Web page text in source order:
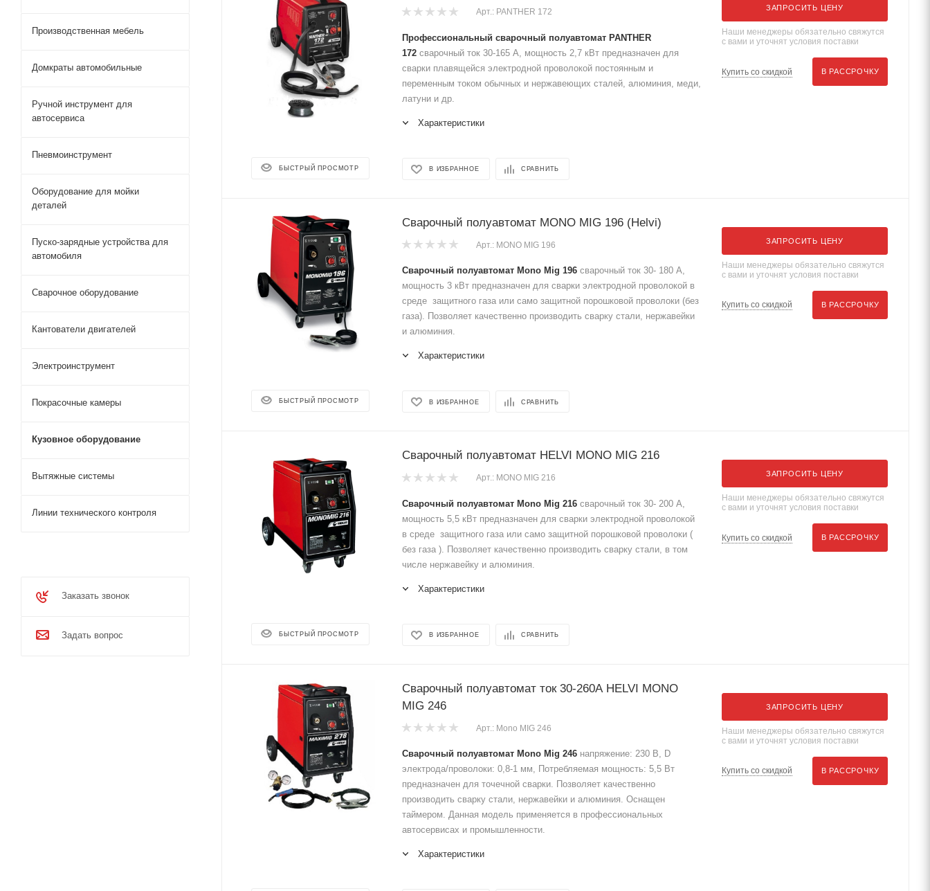
БЫСТРЫЙ ПРОСМОТР
Арт.: PANTHER 172
Профессиональный сварочный полуавтомат PANTHER
172 сварочный ток 30-165 А, мощность 2,7 кВт предназначен для
сварки плавящейся электродной проволокой постоянным и
переменным током обычных и нержавеющих сталей, алюминия, меди,
латуни и др.
Характеристики
В ИЗБРАННОЕ СРАВНИТЬ
ЗАПРОСИТЬ ЦЕНУ
Наши менеджеры обязательно свяжутся
с вами и уточнят условия поставки
Купить со скидкой В РАССРОЧКУ
БЫСТРЫЙ ПРОСМОТР
Сварочный полуавтомат MONO MIG 196 (Helvi)
Арт.: MONO MIG 196
Сварочный полуавтомат Mono Mig 196 сварочный ток 30- 180 А,
мощность 3 кВт предназначен для сварки электродной проволокой в
среде защитного газа или само защитной порошковой проволоки (без
газа). Позволяет качественно производить сварку стали, нержавейки
и алюминия.
Характеристики
В ИЗБРАННОЕ СРАВНИТЬ
ЗАПРОСИТЬ ЦЕНУ
Наши менеджеры обязательно свяжутся
с вами и уточнят условия поставки
Купить со скидкой В РАССРОЧКУ
БЫСТРЫЙ ПРОСМОТР
Сварочный полуавтомат HELVI MONO MIG 216
Арт.: MONO MIG 216
Сварочный полуавтомат Mono Mig 216 сварочный ток 30- 200 А,
мощность 5,5 кВт предназначен для сварки электродной проволокой
в среде защитного газа или само защитной порошковой проволоки (
без газа ). Позволяет качественно производить сварку стали, в том
числе нержавейку и алюминия.
Характеристики
В ИЗБРАННОЕ СРАВНИТЬ
ЗАПРОСИТЬ ЦЕНУ
Наши менеджеры обязательно свяжутся
с вами и уточнят условия поставки
Купить со скидкой В РАССРОЧКУ
Сварочный полуавтомат ток 30-260А HELVI MONO
MIG 246
Арт.: Mono MIG 246
Сварочный полуавтомат Mono Mig 246 напряжение: 230 В, D
электрода/проволоки: 0,8-1 мм, Потребляемая мощность: 5,5 Вт
предназначен для точечной сварки. Позволяет качественно
производить сварку стали, нержавейки и алюминия. Оснащен
таймером. Данная модель применяется в профессиональных
автосервисах и промышленности.
Характеристики
ЗАПРОСИТЬ ЦЕНУ
Наши менеджеры обязательно свяжутся
с вами и уточнят условия поставки
Купить со скидкой В РАССРОЧКУ
Производственная мебель
Домкраты автомобильные
Ручной инструмент для
автосервиса
Пневмоинструмент
Оборудование для мойки
деталей
Пуско-зарядные устройства для
автомобиля
Сварочное оборудование
Кантователи двигателей
Электроинструмент
Покрасочные камеры
Кузовное оборудование
Вытяжные системы
Линии технического контроля
Заказать звонок
Задать вопрос